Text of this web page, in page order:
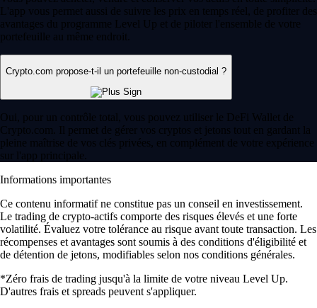
L'app vous permet aussi de suivre les prix en temps réel, de profiter des
avantages du programme Level Up et de piloter l'ensemble de votre
portefeuille au même endroit.
Crypto.com propose-t-il un portefeuille non-custodial ?
Oui, pour un contrôle total, vous pouvez utiliser le DeFi Wallet de
Crypto.com. Il permet de gérer vos cryptos et jetons tout en gardant la
pleine maîtrise de vos clés privées, en complément de votre expérience
sur l'app principale.
Informations importantes
Ce contenu informatif ne constitue pas un conseil en investissement.
Le trading de crypto-actifs comporte des risques élevés et une forte
volatilité. Évaluez votre tolérance au risque avant toute transaction. Les
récompenses et avantages sont soumis à des conditions d'éligibilité et
de détention de jetons, modifiables selon nos conditions générales.
*Zéro frais de trading jusqu'à la limite de votre niveau Level Up.
D'autres frais et spreads peuvent s'appliquer.